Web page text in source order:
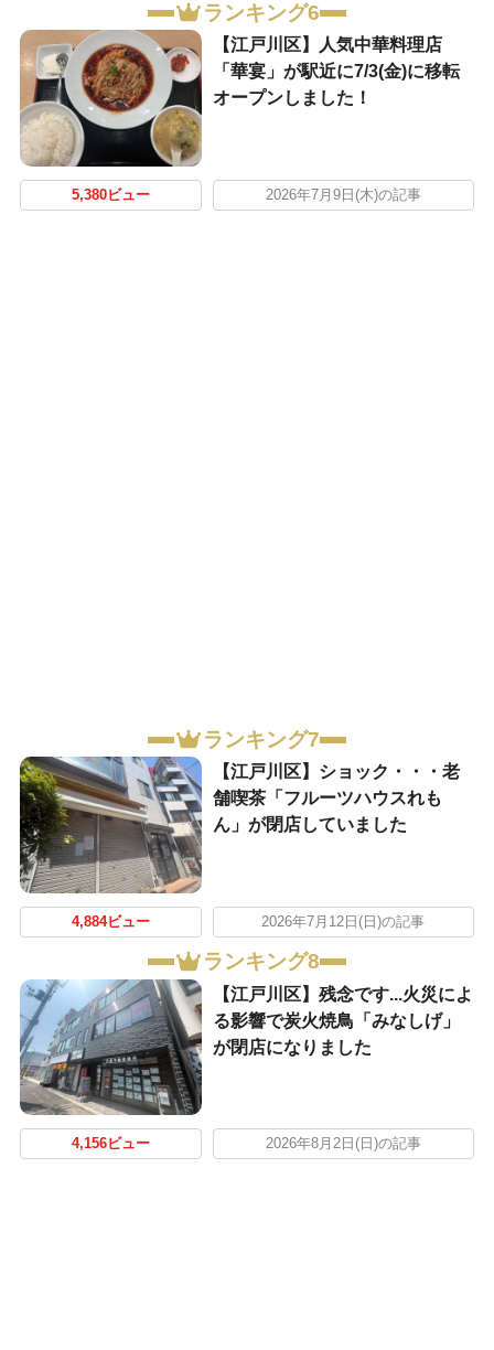
ランキング6
【江戸川区】人気中華料理店
「華宴」が駅近に7/3(金)に移転
オープンしました！
5,380ビュー 2026年7月9日(木)の記事
ランキング7
【江戸川区】ショック・・・老
舗喫茶「フルーツハウスれも
ん」が閉店していました
4,884ビュー 2026年7月12日(日)の記事
ランキング8
【江戸川区】残念です...火災によ
る影響で炭火焼鳥「みなしげ」
が閉店になりました
4,156ビュー 2026年8月2日(日)の記事